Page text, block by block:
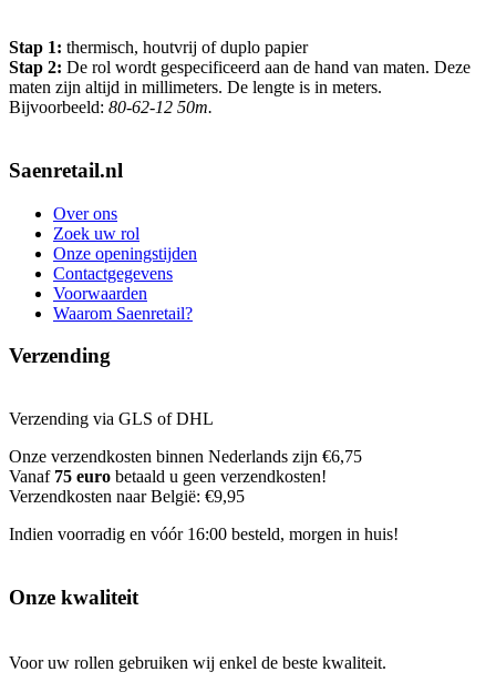
Stap 1: thermisch, houtvrij of duplo papier
Stap 2: De rol wordt gespecificeerd aan de hand van maten. Deze
maten zijn altijd in millimeters. De lengte is in meters.
Bijvoorbeeld: 80-62-12 50m.
Saenretail.nl
Over ons
Zoek uw rol
Onze openingstijden
Contactgegevens
Voorwaarden
Waarom Saenretail?
Verzending
Verzending via GLS of DHL
Onze verzendkosten binnen Nederlands zijn €6,75
Vanaf 75 euro betaald u geen verzendkosten!
Verzendkosten naar België: €9,95
Indien voorradig en vóór 16:00 besteld, morgen in huis!
Onze kwaliteit
Voor uw rollen gebruiken wij enkel de beste kwaliteit.